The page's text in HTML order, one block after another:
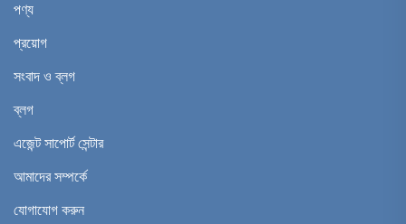
পণ্য
প্রয়োগ
সংবাদ ও ব্লগ
ব্লগ
এজেন্ট সাপোর্ট সেন্টার
আমাদের সম্পর্কে
যোগাযোগ করুন